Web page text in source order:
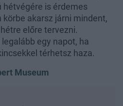
hétvégére is érdemes
körbe akarsz járni mindent,
előre tervezni.
egy napot, ha
térhetsz haza.
Museum